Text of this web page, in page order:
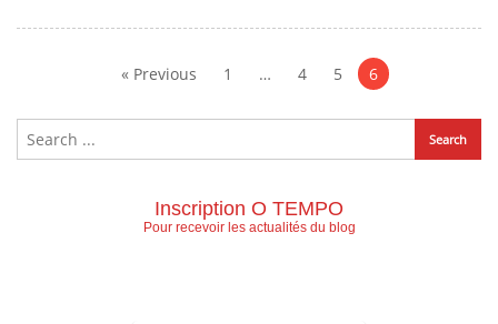
« Previous 1 … 4 5 6
Inscription O TEMPO
Pour recevoir les actualités du blog